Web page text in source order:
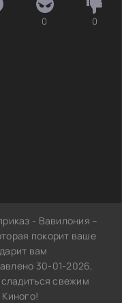
0 0
- Вавилония –
покорит ваше
вам
30-01-2026,
свежим